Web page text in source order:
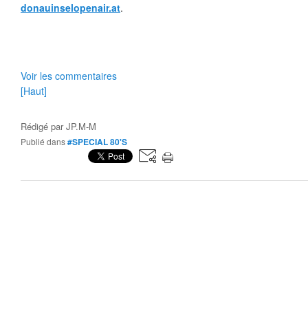
donauinselopenair.at.
Voir les commentaires
[Haut]
Rédigé parJP.M-M
Publié dans#SPECIAL 80'S